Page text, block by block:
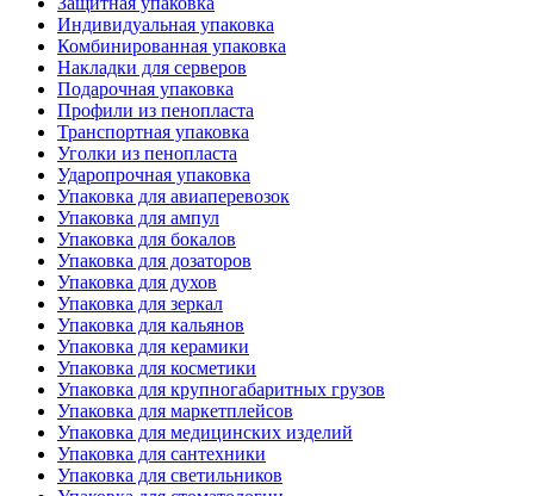
Индивидуальная упаковка
Комбинированная упаковка
Накладки для серверов
Подарочная упаковка
Профили из пенопласта
Транспортная упаковка
Уголки из пенопласта
Ударопрочная упаковка
Упаковка для авиаперевозок
Упаковка для ампул
Упаковка для бокалов
Упаковка для дозаторов
Упаковка для духов
Упаковка для зеркал
Упаковка для кальянов
Упаковка для керамики
Упаковка для косметики
Упаковка для крупногабаритных грузов
Упаковка для маркетплейсов
Упаковка для медицинских изделий
Упаковка для сантехники
Упаковка для светильников